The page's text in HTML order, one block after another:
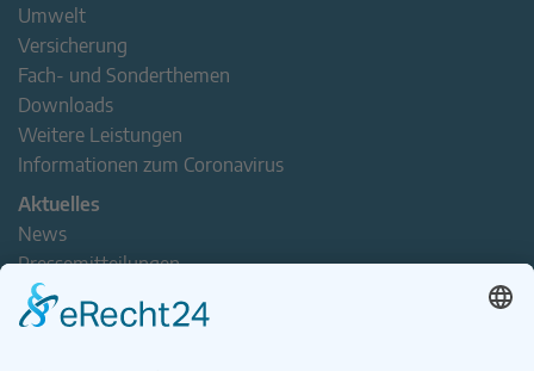
Umwelt
Versicherung
Fach- und Sonderthemen
Downloads
Weitere Leistungen
Informationen zum Coronavirus
Aktuelles
News
Pressemitteilungen
Newsletter
Handel(n) im Norden – Mitgliederjournal